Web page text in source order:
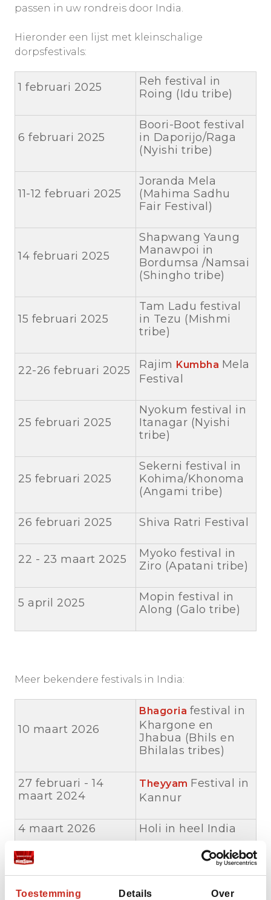
Toestemming Details Over
passen in uw rondreis door India.
Hieronder een lijst met kleinschalige
dorpsfestivals:
1 februari 2025
Reh festival in
Roing (Idu tribe)
6 februari 2025
Boori-Boot festival
in Daporijo/Raga
(Nyishi tribe)
11-12 februari 2025
Joranda Mela
(Mahima Sadhu
Fair Festival)
14 februari 2025
Shapwang Yaung
Manawpoi in
Bordumsa /Namsai
(Shingho tribe)
15 februari 2025
Tam Ladu festival
in Tezu (Mishmi
tribe)
22-26 februari 2025 Rajim Kumbha Mela
Festival
25 februari 2025
Nyokum festival in
Itanagar (Nyishi
tribe)
25 februari 2025
Sekerni festival in
Kohima/Khonoma
(Angami tribe)
26 februari 2025 Shiva Ratri Festival
22 - 23 maart 2025
Myoko festival in
Ziro (Apatani tribe)
5 april 2025
Mopin festival in
Along (Galo tribe)
Meer bekendere festivals in India:
10 maart 2026
Bhagoria festival in
Khargone en
Jhabua (Bhils en
Bhilalas tribes)
27 februari - 14
maart 2024
Theyyam Festival in
Kannur
4 maart 2026 Holi in heel India
7 maart 2026
Kawant festival in
Kawant